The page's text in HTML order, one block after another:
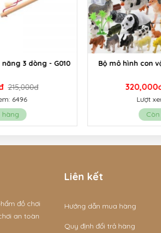
G010 Bộ mô hình con vật 58 chi tiết
370,000đ
Lượt xem: 10766
đồ chơi
an toàn
Liên kết
Hướng dẫn mua hàng
Quy định đổi trả hàng